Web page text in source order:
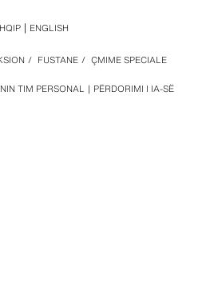
TIM PERSONAL PËRDORIMI I IA-SË
/ FUSTANE / ÇMIME SPECIALE
ENGLISH